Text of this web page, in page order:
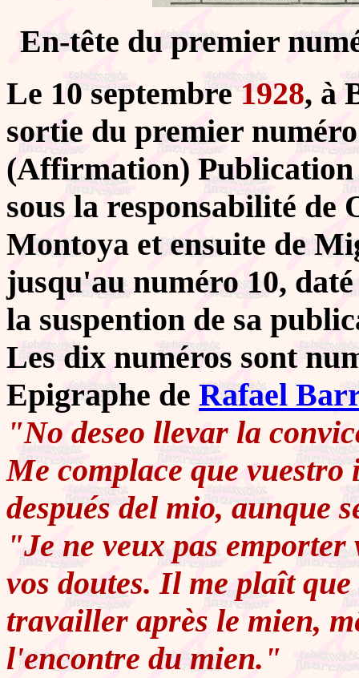
En-tête du premier
Le 10 septembre1928, à
sortie du premier
(Affirmation)
sous la responsabilité de
Montoya et ensuite de
jusqu'au numéro 10,
la suspention de sa
Les dix numéros sont
Epigraphe de Rafael
"No deseo llevar la
Me complace que
después del mio, aunque
"Je ne veux pas
vos doutes. Il me plaît
travailler après le mien,
l'encontre du mien."